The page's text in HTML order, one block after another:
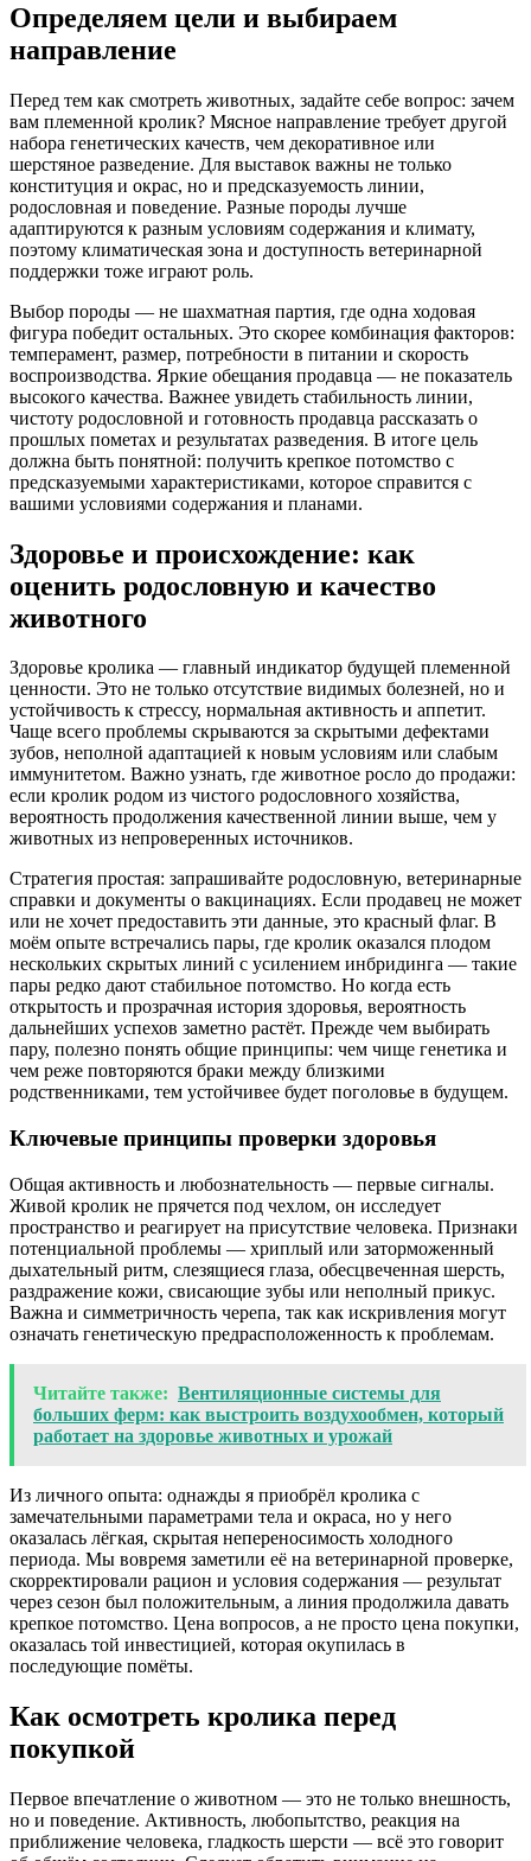
Определяем цели и выбираем
направление
Перед тем как смотреть животных, задайте себе вопрос: зачем
вам племенной кролик? Мясное направление требует другой
набора генетических качеств, чем декоративное или
шерстяное разведение. Для выставок важны не только
конституция и окрас, но и предсказуемость линии,
родословная и поведение. Разные породы лучше
адаптируются к разным условиям содержания и климату,
поэтому климатическая зона и доступность ветеринарной
поддержки тоже играют роль.
Выбор породы — не шахматная партия, где одна ходовая
фигура победит остальных. Это скорее комбинация факторов:
темперамент, размер, потребности в питании и скорость
воспроизводства. Яркие обещания продавца — не показатель
высокого качества. Важнее увидеть стабильность линии,
чистоту родословной и готовность продавца рассказать о
прошлых пометах и результатах разведения. В итоге цель
должна быть понятной: получить крепкое потомство с
предсказуемыми характеристиками, которое справится с
вашими условиями содержания и планами.
Здоровье и происхождение: как
оценить родословную и качество
животного
Здоровье кролика — главный индикатор будущей племенной
ценности. Это не только отсутствие видимых болезней, но и
устойчивость к стрессу, нормальная активность и аппетит.
Чаще всего проблемы скрываются за скрытыми дефектами
зубов, неполной адаптацией к новым условиям или слабым
иммунитетом. Важно узнать, где животное росло до продажи:
если кролик родом из чистого родословного хозяйства,
вероятность продолжения качественной линии выше, чем у
животных из непроверенных источников.
Стратегия простая: запрашивайте родословную, ветеринарные
справки и документы о вакцинациях. Если продавец не может
или не хочет предоставить эти данные, это красный флаг. В
моём опыте встречались пары, где кролик оказался плодом
нескольких скрытых линий с усилением инбридинга — такие
пары редко дают стабильное потомство. Но когда есть
открытость и прозрачная история здоровья, вероятность
дальнейших успехов заметно растёт. Прежде чем выбирать
пару, полезно понять общие принципы: чем чище генетика и
чем реже повторяются браки между близкими
родственниками, тем устойчивее будет поголовье в будущем.
Ключевые принципы проверки здоровья
Общая активность и любознательность — первые сигналы.
Живой кролик не прячется под чехлом, он исследует
пространство и реагирует на присутствие человека. Признаки
потенциальной проблемы — хриплый или заторможенный
дыхательный ритм, слезящиеся глаза, обесцвеченная шерсть,
раздражение кожи, свисающие зубы или неполный прикус.
Важна и симметричность черепа, так как искривления могут
означать генетическую предрасположенность к проблемам.
Читайте также: Вентиляционные системы для
больших ферм: как выстроить воздухообмен, который
работает на здоровье животных и урожай
Из личного опыта: однажды я приобрёл кролика с
замечательными параметрами тела и окраса, но у него
оказалась лёгкая, скрытая непереносимость холодного
периода. Мы вовремя заметили её на ветеринарной проверке,
скорректировали рацион и условия содержания — результат
через сезон был положительным, а линия продолжила давать
крепкое потомство. Цена вопросов, а не просто цена покупки,
оказалась той инвестицией, которая окупилась в
последующие помёты.
Как осмотреть кролика перед
покупкой
Первое впечатление о животном — это не только внешность,
но и поведение. Активность, любопытство, реакция на
приближение человека, гладкость шерсти — всё это говорит